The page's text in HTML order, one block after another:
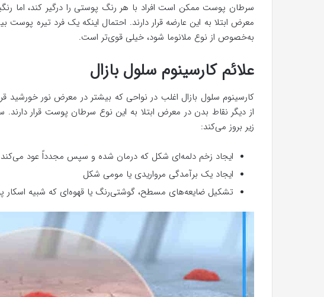
سرطان پوست ممکن است افراد با هر رنگ پوستی را درگیر کند،
معرض ابتلا به این عارضه قرار دارند. احتمال اینکه یک فرد تیره
به‌خصوص از نوع ملانوما شود، خیلی قوی‌تر است.
علائم کارسینوم سلول بازال
کارسینوم سلول بازال اغلب در نواحی که بیشتر در معرض نور خورشید
از دیگر نقاط بدن در معرض ابتلا به این نوع سرطان پوست قرار
زیر بروز می‌کند:
ایجاد زخم دلمه‌ای شکل که درمان شده و سپس مجدداً عود می‌کند
ایجاد یک برآمدگی مرواریدی یا مومی شکل
تشکیل ضایعه‌های مسطح، گوشتی‌رنگ یا قهوه‌ای که شبیه اسکار